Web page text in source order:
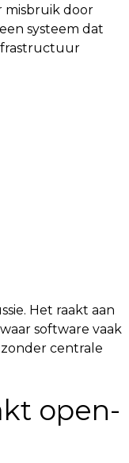
misbruik door
systeem dat
Het raakt aan
software vaak
centrale
open-